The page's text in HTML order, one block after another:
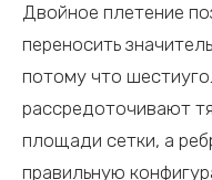
Двойное плетение
переносить
потому что
рассредоточивают
площади сетки, а
правильную